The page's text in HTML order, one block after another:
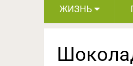
ЖИЗНЬ